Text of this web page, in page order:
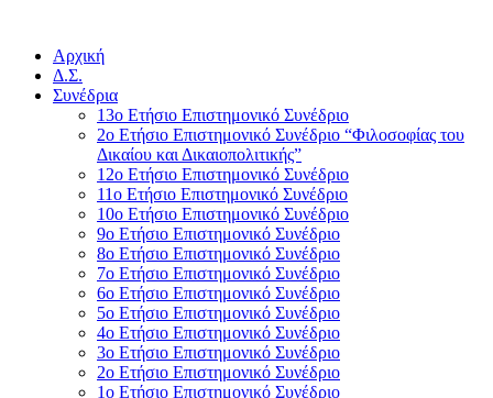
Αρχική
Δ.Σ.
Συνέδρια
13ο Ετήσιο Επιστημονικό Συνέδριο
2ο Ετήσιο Επιστημονικό Συνέδριο “Φιλοσοφίας του
Δικαίου και Δικαιοπολιτικής”
12ο Ετήσιο Επιστημονικό Συνέδριο
11ο Ετήσιο Επιστημονικό Συνέδριο
10ο Ετήσιο Επιστημονικό Συνέδριο
9ο Ετήσιο Επιστημονικό Συνέδριο
8ο Ετήσιο Επιστημονικό Συνέδριο
7ο Ετήσιο Επιστημονικό Συνέδριο
6ο Ετήσιο Επιστημονικό Συνέδριο
5ο Ετήσιο Επιστημονικό Συνέδριο
4ο Ετήσιο Επιστημονικό Συνέδριο
3ο Ετήσιο Επιστημονικό Συνέδριο
2ο Ετήσιο Επιστημονικό Συνέδριο
1ο Ετήσιο Επιστημονικό Συνέδριο